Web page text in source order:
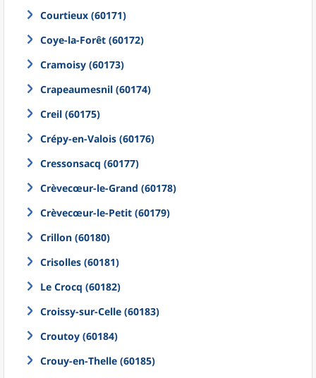
Courtieux (60171)
Coye-la-Forêt (60172)
Cramoisy (60173)
Crapeaumesnil (60174)
Creil (60175)
Crépy-en-Valois (60176)
Cressonsacq (60177)
Crèvecœur-le-Grand (60178)
Crèvecœur-le-Petit (60179)
Crillon (60180)
Crisolles (60181)
Le Crocq (60182)
Croissy-sur-Celle (60183)
Croutoy (60184)
Crouy-en-Thelle (60185)